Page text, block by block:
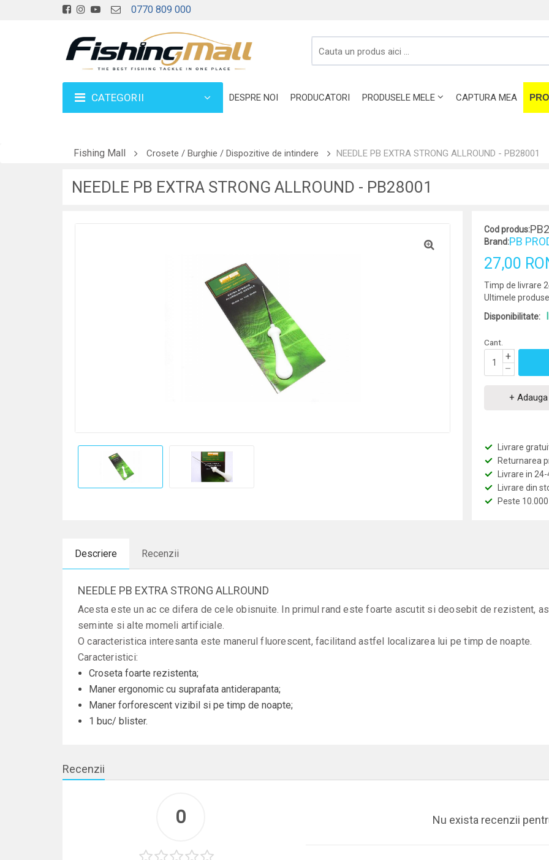
0770 809 000
CATEGORII DESPRE NOI PRODUCATORI PRODUSELE MELE CAPTURA MEA
Fishing Mall Crosete / Burghie / Dispozitive de intindere NEEDLE PB EXTRA STRONG ALLROUND - PB28001
NEEDLE PB EXTRA STRONG ALLROUND - PB28001
Cod produs:
Brand:PB
27,00
Timp de livrare
Ultimele
Disponibilitate:
Cant.
+
–
+
Livrare
Returnarea
Livrare in
Livrare din
Peste
Descriere Recenzii
NEEDLE PB EXTRA STRONG ALLROUND
Acesta este un ac ce difera de cele obisnuite. In primul rand este foarte ascutit si deosebit de rezistent,
seminte si alte momeli artificiale.
O caracteristica interesanta este manerul fluorescent, facilitand astfel localizarea lui pe timp de noapte.
Caracteristici:
Croseta foarte rezistenta;
Maner ergonomic cu suprafata antiderapanta;
Maner forforescent vizibil si pe timp de noapte;
1 buc/ blister.
Recenzii
0 Nu exista recenzii